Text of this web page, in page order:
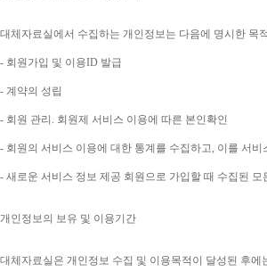
대체자료실에서 수집하는 개인정보는 다음에 명시한 목
- 회원가입 및 이용ID 발급
- 계약의 성립
- 회원 관리 . 회원제 서비스 이용에 따른 본인확인
- 회원의 서비스 이용에 대한 통계를 수집하고, 이를 서비
- 새로운 서비스 정보 제공 회원으로 가입할 때 수집된
개인정보의 보유 및 이용기간
대체자료실은 개인정보 수집 및 이용목적이 달성된 후